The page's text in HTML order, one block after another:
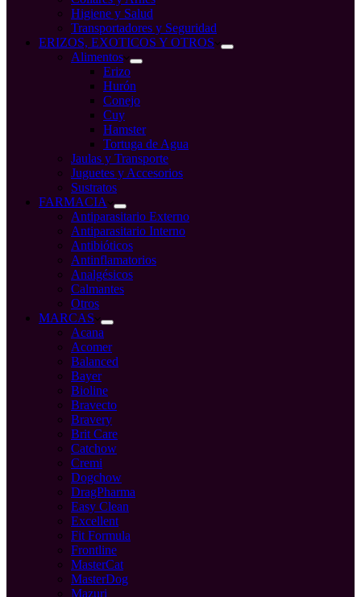
Higiene y Salud
Transportadores y Seguridad
ERIZOS, EXOTICOS Y OTROS
Alimentos
Erizo
Hurón
Conejo
Cuy
Hamster
Tortuga de Agua
Jaulas y Transporte
Juguetes y Accesorios
Sustratos
FARMACIA
Antiparasitario Externo
Antiparasitario Interno
Antibióticos
Antinflamatorios
Analgésicos
Calmantes
Otros
MARCAS
Acana
Acomer
Balanced
Bayer
Bioline
Bravecto
Bravery
Brit Care
Catchow
Cremi
Dogchow
DragPharma
Easy Clean
Excellent
Fit Formula
Frontline
MasterCat
MasterDog
Mazuri